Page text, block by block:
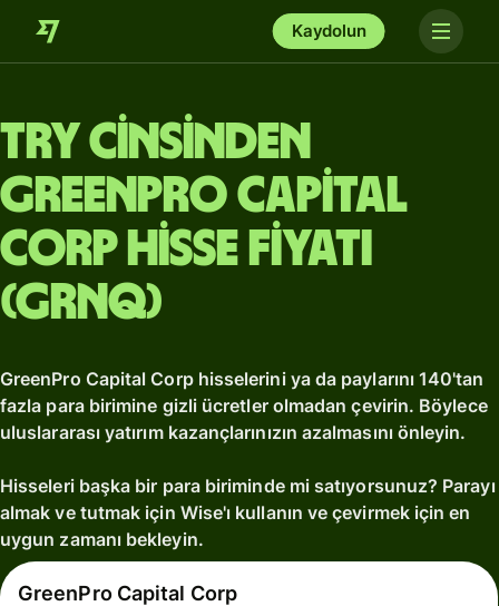
Kaydolun
TRY cinsinden
GreenPro Capital
Corp hisse fiyatı
(GRNQ)
GreenPro Capital Corp hisselerini ya da paylarını 140'tan
fazla para birimine gizli ücretler olmadan çevirin. Böylece
uluslararası yatırım kazançlarınızın azalmasını önleyin.
Hisseleri başka bir para biriminde mi satıyorsunuz? Parayı
almak ve tutmak için Wise'ı kullanın ve çevirmek için en
uygun zamanı bekleyin.
GreenPro Capital Corp